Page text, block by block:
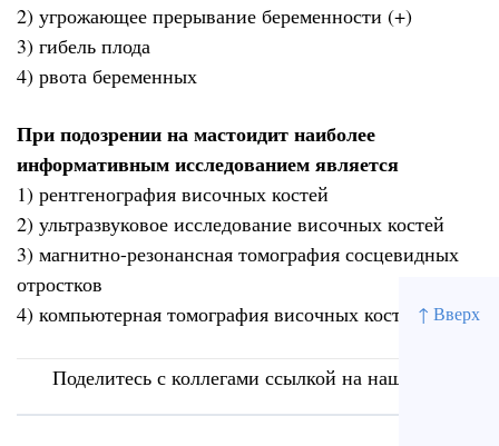
↑ Вверх
2) угрожающее прерывание беременности (+)
3) гибель плода
4) рвота беременных
При подозрении на мастоидит наиболее
информативным исследованием является
1) рентгенография височных костей
2) ультразвуковое исследование височных костей
3) магнитно-резонансная томография сосцевидных
отростков
4) компьютерная томография височных костей (+)
Поделитесь с коллегами ссылкой на наш сайт